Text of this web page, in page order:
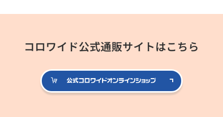
コロワイド公式通販サイトはこちら
公式コロ